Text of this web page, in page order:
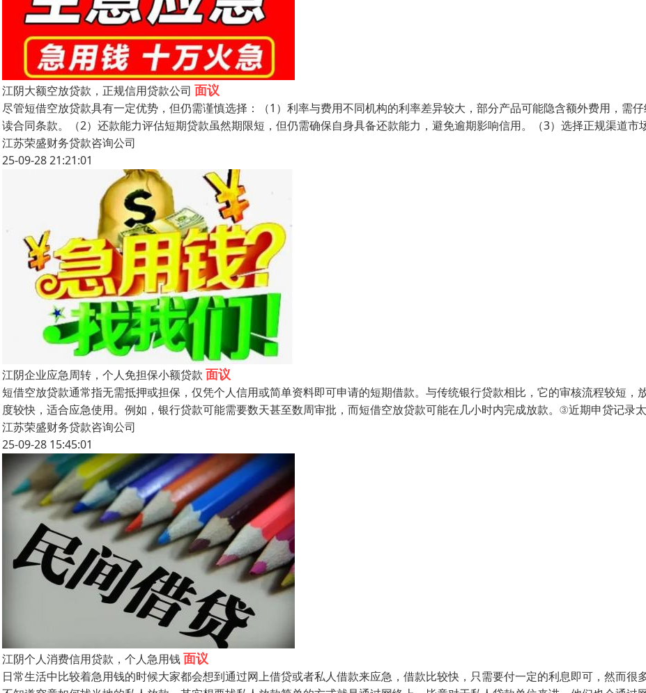
江阴大额空放贷款，正规信用贷款公司 面议
尽管短借空放贷款具有一定优势，但仍需谨慎选择：（1）利率与费用不同机构的利率差异较大，部分产品可能隐含额外费用，需
读合同条款。（2）还款能力评估短期贷款虽然期限短，但仍需确保自身具备还款能力，避免逾期影响信用。（3）选择正规渠道市
江苏荣盛财务贷款咨询公司
25-09-28 21:21:01
江阴企业应急周转，个人免担保小额贷款 面议
短借空放贷款通常指无需抵押或担保，仅凭个人信用或简单资料即可申请的短期借款。与传统银行贷款相比，它的审核流程较短，
度较快，适合应急使用。例如，银行贷款可能需要数天甚至数周审批，而短借空放贷款可能在几小时内完成放款。③近期申贷记录
江苏荣盛财务贷款咨询公司
25-09-28 15:45:01
江阴个人消费信用贷款，个人急用钱面议
日常生活中比较着急用钱的时候大家都会想到通过网上借贷或者私人借款来应急，借款比较快，只需要付一定的利息即可，然而很